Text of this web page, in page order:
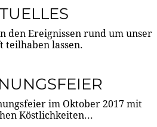
den Ereignissen rund um unser
teilhaben lassen.
im Oktober 2017 mit
Köstlichkeiten...